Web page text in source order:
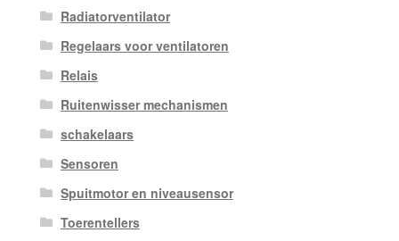
Radiatorventilator
Regelaars voor ventilatoren
Relais
Ruitenwisser mechanismen
schakelaars
Sensoren
Spuitmotor en niveausensor
Toerentellers